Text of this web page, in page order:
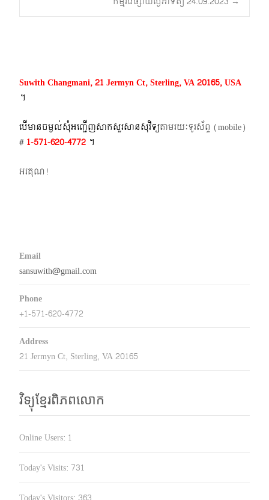
navigation
Suwith Changmani, 21 Jermyn Ct, Sterling, VA 20165, USA
។​
បើមានចម្ងល់​សុំអញ្ជើញសាកសួរសានសុវិទ្យតាមរយៈទូរស័ព្ទ​ (mobile)​
# 1-571-620-4772​ ។
អរគុណ!
Email
sansuwith@gmail.com
Phone
+1-571-620-4772
Address
21 Jermyn Ct, Sterling, VA 20165
វិទ្យុខ្មែរពិភពលោក
Online Users: 1
Today's Visits: 731